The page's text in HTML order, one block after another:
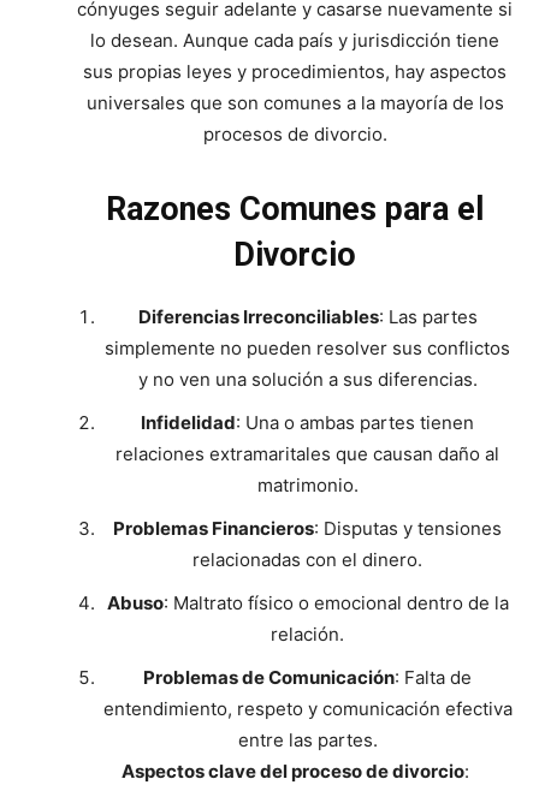
cónyuges seguir adelante y casarse nuevamente si
lo desean. Aunque cada país y jurisdicción tiene
sus propias leyes y procedimientos, hay aspectos
universales que son comunes a la mayoría de los
procesos de divorcio.
Razones Comunes para el
Divorcio
Diferencias Irreconciliables: Las partes
simplemente no pueden resolver sus conflictos
y no ven una solución a sus diferencias.
Infidelidad: Una o ambas partes tienen
relaciones extramaritales que causan daño al
matrimonio.
Problemas Financieros: Disputas y tensiones
relacionadas con el dinero.
Abuso: Maltrato físico o emocional dentro de la
relación.
Problemas de Comunicación: Falta de
entendimiento, respeto y comunicación efectiva
entre las partes.
Aspectos clave del proceso de divorcio: